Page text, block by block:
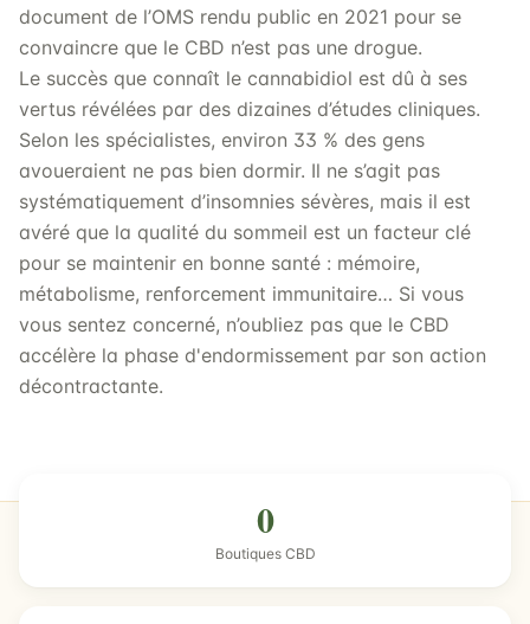
document de l’OMS rendu public en 2021 pour se
convaincre que le CBD n’est pas une drogue.
Le succès que connaît le cannabidiol est dû à ses
vertus révélées par des dizaines d’études cliniques.
Selon les spécialistes, environ 33 % des gens
avoueraient ne pas bien dormir. Il ne s’agit pas
systématiquement d’insomnies sévères, mais il est
avéré que la qualité du sommeil est un facteur clé
pour se maintenir en bonne santé : mémoire,
métabolisme, renforcement immunitaire… Si vous
vous sentez concerné, n’oubliez pas que le CBD
accélère la phase d'endormissement par son action
décontractante.
0
Boutiques CBD